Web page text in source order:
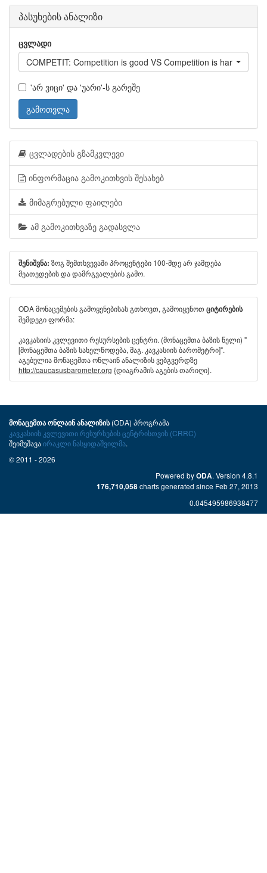
პასუხების ანალიზი
ცვლადი
COMPETIT: Competition is good VS Competition is harmful
'არ ვიცი' და 'უარი'-ს გარეშე
გამოთვლა
ცვლადების გზამკვლევი
ინფორმაცია გამოკითხვის შესახებ
მიმაგრებული ფაილები
ამ გამოკითხვაზე გადასვლა
შენიშვნა: ზოგ შემთხვევაში პროცენტები 100-მდე არ ჯამდება
მეათედების და დამრგვალების გამო.
ODA მონაცემების გამოყენებისას გთხოვთ, გამოიყენოთ ციტირების
შემდეგი ფორმა:
კავკასიის კვლევითი რესურსების ცენტრი. (მონაცემთა ბაზის წელი) "
[მონაცემთა ბაზის სახელწოდება, მაგ. კავკასიის ბარომეტრი]".
აგებულია მონაცემთა ონლაინ ანალიზის ვებგვერდზე
http://caucasusbarometer.org {დიაგრამის აგების თარიღი}.
მონაცემთა ონლაინ ანალიზის(ODA) პროგრამა
კავკასიის კვლევითი რესურსების ცენტრისთვის (CRRC)
შეიმუშავაირაკლი ნასყიდაშვილმა.
© 2011 - 2026
Powered byODA. Version 4.8.1
176,710,058charts generated since Feb 27, 2013
0.045495986938477